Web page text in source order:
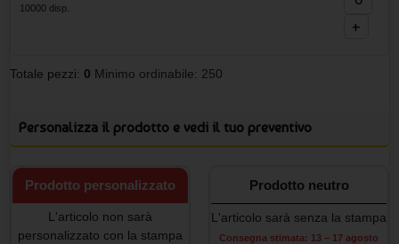
10000 disp.
+
Totale pezzi: 0 Minimo ordinabile: 250
Personalizza il prodotto e vedi il tuo preventivo
Prodotto personalizzato
L'articolo non sarà
personalizzato con la stampa
Prodotto neutro
L'articolo sarà senza la stampa
Consegna stimata: 13 – 17 agosto